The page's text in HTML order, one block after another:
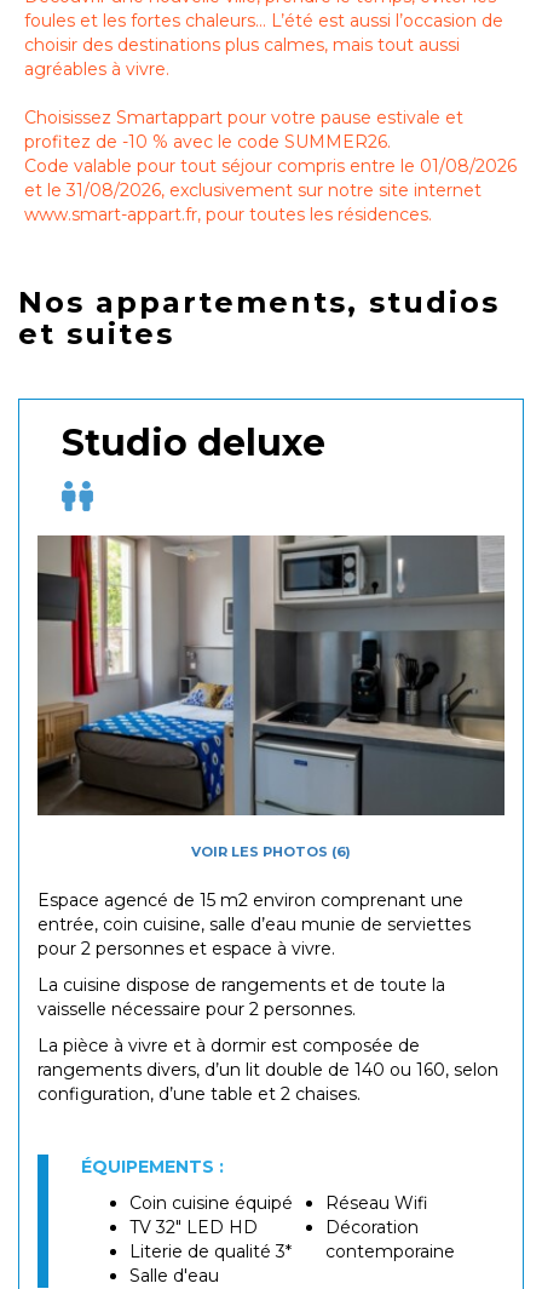
foules et les fortes chaleurs… L’été est aussi l’occasion de
choisir des destinations plus calmes, mais tout aussi
agréables à vivre.
Choisissez Smartappart pour votre pause estivale et
profitez de -10 % avec le code SUMMER26.
Code valable pour tout séjour compris entre le 01/08/2026
et le 31/08/2026, exclusivement sur notre site internet
www.smart-appart.fr, pour toutes les résidences.
Nos appartements, studios
et suites
Studio deluxe
VOIR LES PHOTOS (6)
Espace agencé de 15 m2 environ comprenant une
entrée, coin cuisine, salle d’eau munie de serviettes
pour 2 personnes et espace à vivre.
La cuisine dispose de rangements et de toute la
vaisselle nécessaire pour 2 personnes.
La pièce à vivre et à dormir est composée de
rangements divers, d’un lit double de 140 ou 160, selon
configuration, d’une table et 2 chaises.
ÉQUIPEMENTS :
Coin cuisine équipé
TV 32" LED HD
Literie de qualité 3*
Salle d'eau
Réseau Wifi
Décoration
contemporaine